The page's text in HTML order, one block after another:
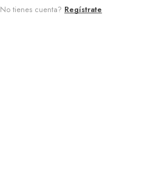
tienes cuenta? Regístrate